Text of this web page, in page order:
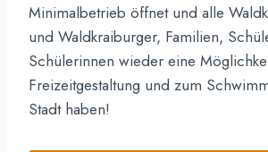
Minimalbetrieb öffnet und alle
und Waldkraiburger, Familien,
Schülerinnen wieder eine
Freizeitgestaltung und zum
Stadt haben!